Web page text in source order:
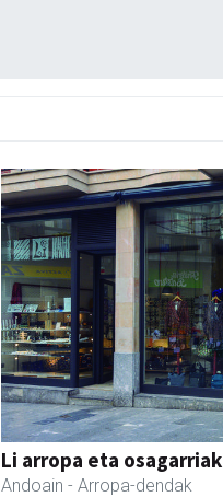
Li arropa eta osagarriak
Andoain - Arropa-dendak